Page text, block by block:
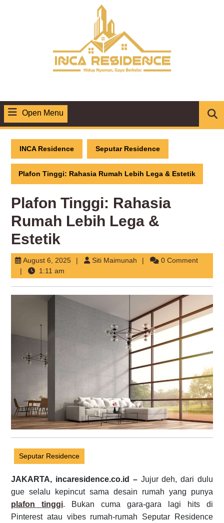
Open Menu
Menu
INCA Residence Seputar Residence
Plafon Tinggi: Rahasia Rumah Lebih Lega & Estetik
Plafon Tinggi: Rahasia
Rumah Lebih Lega &
Estetik
August 6, 2025August
2025
Siti Maimunah Siti
0 Comment
1:11 am
Seputar Residence
JAKARTA, incaresidence.co.id –Jujur deh, dari dulu
gue selalu kepincut sama desain rumah yang punya
plafon tinggi. Bukan cuma gara-gara lagi hits di
Pinterest atau vibes rumah-rumah Seputar Residence